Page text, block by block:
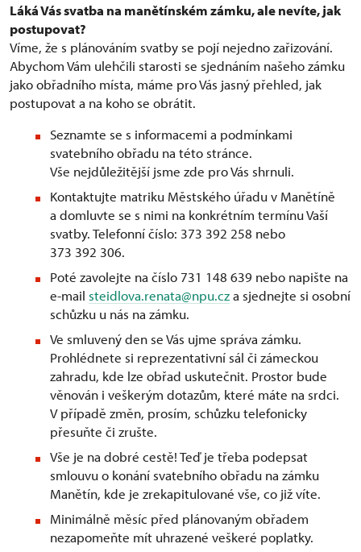
Láká Vás svatba na manětínském zámku, ale nevíte, jak
postupovat?
Víme, že s plánováním svatby se pojí nejedno zařizování.
Abychom Vám ulehčili starosti se sjednáním našeho zámku
jako obřadního místa, máme pro Vás jasný přehled, jak
postupovat a na koho se obrátit.
Seznamte se s informacemi a podmínkami
svatebního obřadu na této stránce.
Vše nejdůležitější jsme zde pro Vás shrnuli.
Kontaktujte matriku Městského úřadu v Manětíně
a domluvte se s nimi na konkrétním termínu Vaší
svatby. Telefonní číslo: 373 392 258 nebo
373 392 306.
Poté zavolejte na číslo 731 148 639 nebo napište na
e-mail steidlova.renata@npu.cza sjednejte si osobní
schůzku u nás na zámku.
Ve smluvený den se Vás ujme správa zámku.
Prohlédnete si reprezentativní sál či zámeckou
zahradu, kde lze obřad uskutečnit. Prostor bude
věnován i veškerým dotazům, které máte na srdci.
V případě změn, prosím, schůzku telefonicky
přesuňte či zrušte.
Vše je na dobré cestě! Teď je třeba podepsat
smlouvu o konání svatebního obřadu na zámku
Manětín, kde je zrekapitulované vše, co již víte.
Minimálně měsíc před plánovaným obřadem
nezapomeňte mít uhrazené veškeré poplatky.